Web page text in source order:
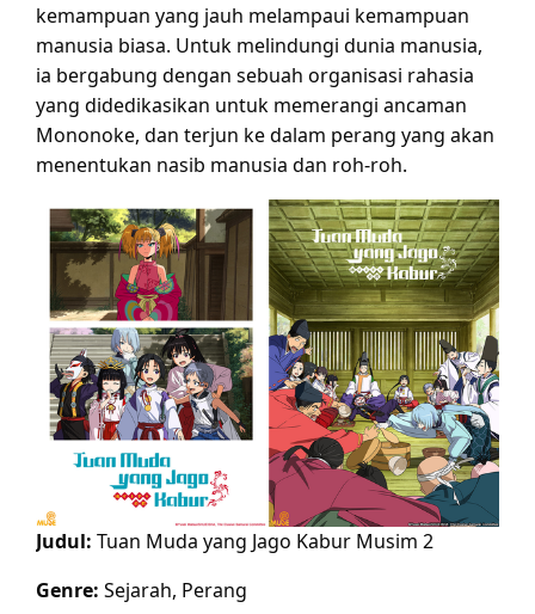
kemampuan yang jauh melampaui kemampuan
manusia biasa. Untuk melindungi dunia manusia,
ia bergabung dengan sebuah organisasi rahasia
yang didedikasikan untuk memerangi ancaman
Mononoke, dan terjun ke dalam perang yang akan
menentukan nasib manusia dan roh-roh.
Judul: Tuan Muda yang Jago Kabur Musim 2
Genre: Sejarah, Perang